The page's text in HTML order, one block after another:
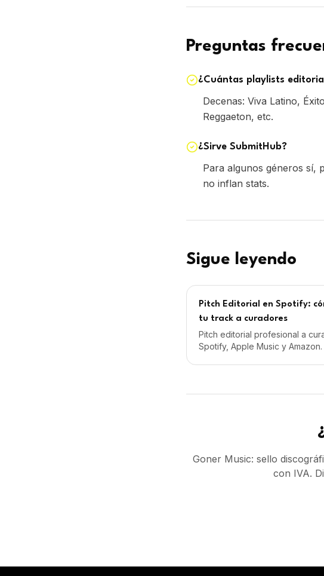
Preguntas
¿Cuántas playlists
Decenas: Viva Latino,
Reggaeton, etc.
¿Sirve SubmitHub?
Para algunos géneros sí,
no inflan stats.
Sigue leyendo
Pitch Editorial en Spotify:
tu track a curadores
Pitch editorial profesional a
Spotify, Apple Music y Amazon.
Goner Music: sello
con IVA.